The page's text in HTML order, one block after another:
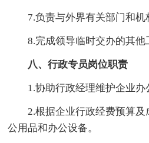
7.负责与外界有关部门和机
8.完成领导临时交办的其他
八、行政专员岗位职责
1.协助行政经理维护企业办
2.根据企业行政经费预算及
公用品和办公设备。